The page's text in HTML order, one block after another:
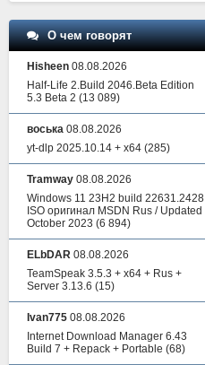
О чем говорят
Hisheen 08.08.2026
Half-Life 2.Build 2046.Beta Edition
5.3 Beta 2 (13 089)
воська 08.08.2026
yt-dlp 2025.10.14 + x64 (285)
Tramway 08.08.2026
Windows 11 23H2 build 22631.2428
ISO оригинал MSDN Rus / Updated
October 2023 (6 894)
ELbDAR 08.08.2026
TeamSpeak 3.5.3 + x64 + Rus +
Server 3.13.6 (15)
Ivan775 08.08.2026
Internet Download Manager 6.43
Build 7 + Repack + Portable (68)